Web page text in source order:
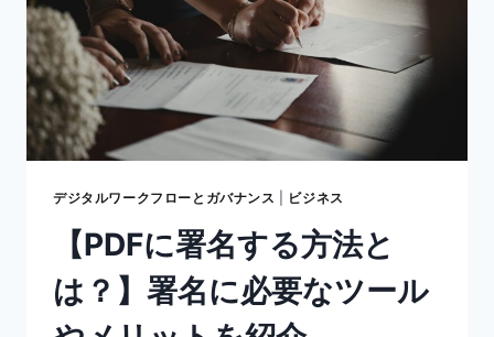
ス
タ
ン
鑑
押
方
法
と
は？
デジタルワークフローとガバナンス ビジネス
【PDFに署名する方法と
は？】署名に必要なツール